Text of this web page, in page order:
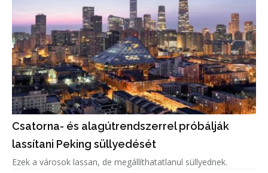
Csatorna- és alagútrendszerrel próbálják
lassítani Peking süllyedését
Ezek a városok lassan, de megállíthatatlanul süllyednek.